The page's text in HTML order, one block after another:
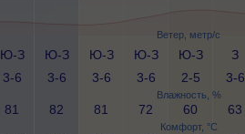
Ветер, метр/с
Влажность, %
Комфорт, °C
Ю-З
3-6
Ю-З
3-6
Ю-З
3-6
Ю-З
3-6
Ю-З
2-5
З
3-6
81 82 81 72 60 63